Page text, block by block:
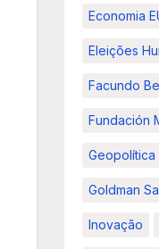
Economia
Eleições
Facundo
Fundación
Geopolítica
Goldman
Inovação